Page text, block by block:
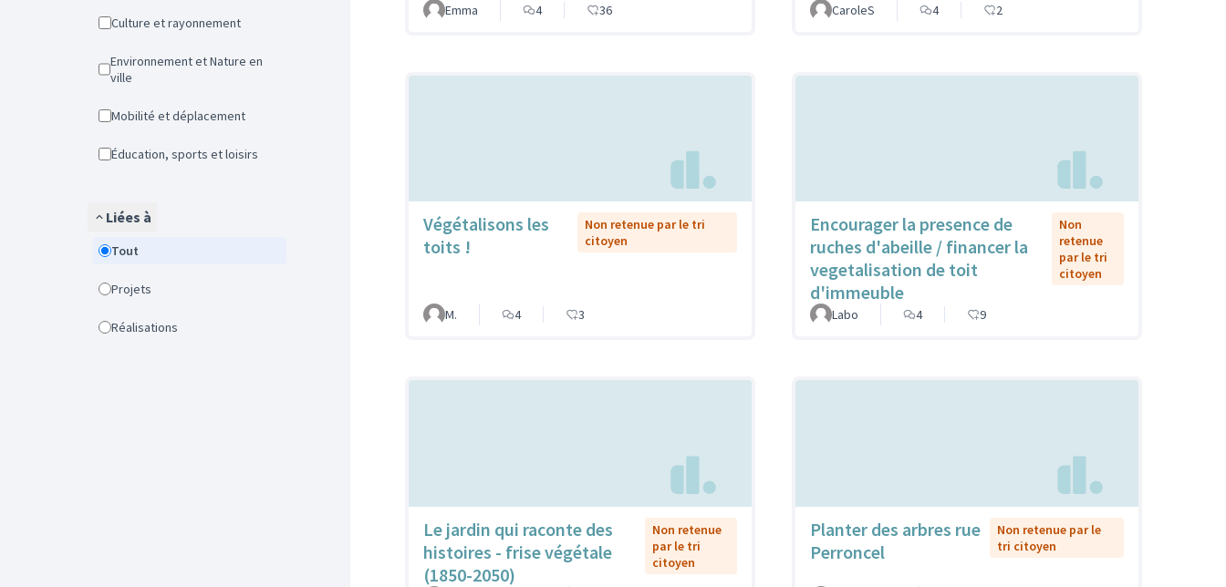
Culture et rayonnement
Environnement et Nature en
ville
Mobilité et déplacement
Éducation, sports et loisirs
Liées à
Tout
Projets
Réalisations
Emma
4 36 CaroleS 4 2
Végétalisons les
toits !
Non retenue par le tri
citoyen
M. 4 3
Encourager la presence de
ruches d'abeille / financer la
vegetalisation de toit
d'immeuble
Non
retenue
par le tri
citoyen
Labo 4 9
Le jardin qui raconte des
histoires - frise végétale
(1850-2050)
Non retenue
par le tri
citoyen
Planter des arbres rue
Perroncel
Non retenue par le
tri citoyen